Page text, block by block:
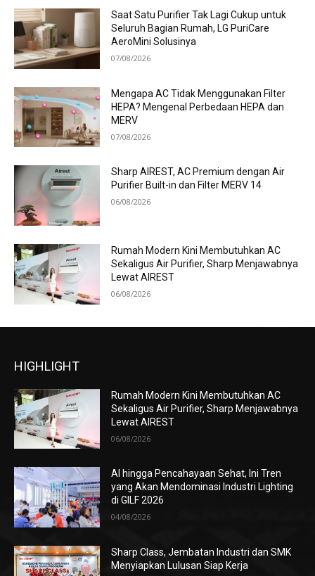
Saat Satu Purifier Tak Lagi Cukup untuk
Seluruh Bagian Rumah, LG PuriCare
AeroMini Solusinya
07/08/2026
Mengapa AC Tidak Menggunakan Filter
HEPA? Mengenal Perbedaan HEPA dan
MERV
07/08/2026
Sharp AIREST, AC Premium dengan Air
Purifier Built-in dan Filter MERV 14
06/08/2026
Rumah Modern Kini Membutuhkan AC
Sekaligus Air Purifier, Sharp Menjawabnya
Lewat AIREST
06/08/2026
HIGHLIGHT
Rumah Modern Kini Membutuhkan AC
Sekaligus Air Purifier, Sharp Menjawabnya
Lewat AIREST
06/08/2026
AI hingga Pencahayaan Sehat, Ini Tren
yang Akan Mendominasi Industri Lighting
di GILF 2026
04/08/2026
Sharp Class, Jembatan Industri dan SMK
Menyiapkan Lulusan Siap Kerja